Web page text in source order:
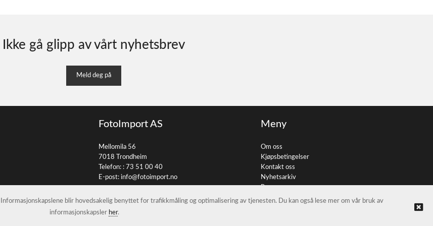
Ikke gå glipp av vårt nyhetsbrev
Meld deg på
FotoImport AS
Mellomila 56
7018 Trondheim
Telefon: : 73 51 00 40
E-post: info@fotoimport.no
Meny
Om oss
Kjøpsbetingelser
Kontakt oss
Nyhetsarkiv
Personvern
blir hovedsakelig benyttet for trafikkmåling og optimalisering av tjenesten. Du kan også lese mer om vår bruk av
informasjonskapsler her.